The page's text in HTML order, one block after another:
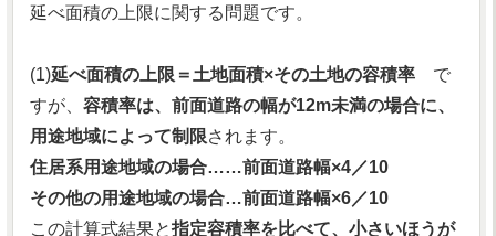
延べ面積の上限に関する問題です。
(1)延べ面積の上限＝土地面積×その土地の容積率 で
すが、 容積率は、前面道路の幅が12m未満の場合に、
用途地域によって制限されます。
住居系用途地域の場合……前面道路幅×4／10
その他の用途地域の場合…前面道路幅×6／10
この計算式結果と指定容積率を比べて、小さいほうが